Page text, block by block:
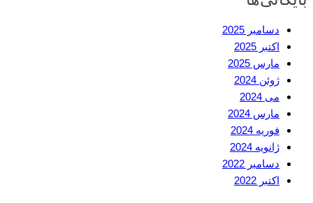
دسامبر 2025
اکتبر 2025
مارس 2025
ژوئن 2024
می 2024
مارس 2024
فوریه 2024
ژانویه 2024
دسامبر 2022
اکتبر 2022